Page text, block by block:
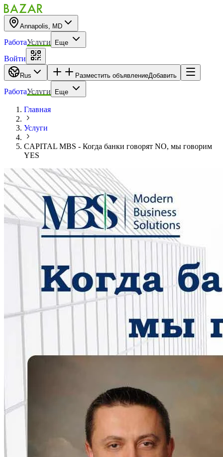
Annapolis, MD
РаботаУслуги Еще
Войти
Rus Разместить объявлениеДобавить
РаботаУслуги Еще
Главная
Услуги
CAPITAL MBS - Когда банки говорят NO, мы говорим
YES